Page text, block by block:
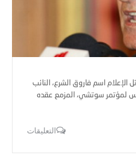
اسم فاروق الشرع، النائب
لمؤتمر سوتشي، المزمع عقده
التعليقات